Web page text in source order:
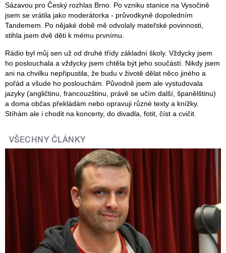
Sázavou pro Český rozhlas Brno. Po vzniku stanice na Vysočině
jsem se vrátila jako moderátorka - průvodkyně dopoledním
Tandemem. Po nějaké době mě odvolaly mateřské povinnosti,
stihla jsem dvě děti k mému prvnímu.
Rádio byl můj sen už od druhé třídy základní školy. Vždycky jsem
ho poslouchala a vždycky jsem chtěla být jeho součástí. Nikdy jsem
ani na chvilku nepřipustila, že budu v životě dělat něco jiného a
pořád a všude ho poslouchám. Původně jsem ale vystudovala
jazyky (angličtinu, francouzštinu, právě se učím další, španělštinu)
a doma občas překládám nebo opravuji různé texty a knížky.
Stíhám ale i chodit na koncerty, do divadla, fotit, číst a cvičit.
VŠECHNY ČLÁNKY